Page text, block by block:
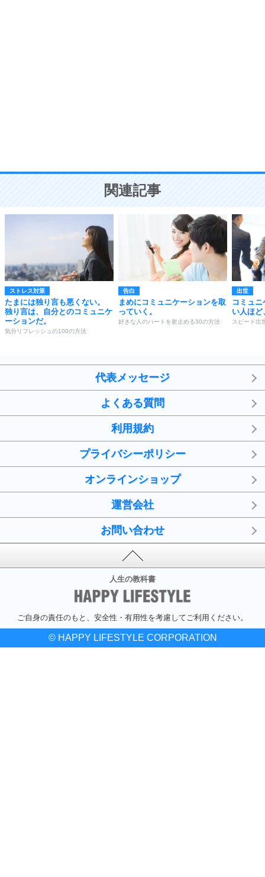
ことが大切。
関連記事
ストレス対策
たまには独り言も悪くない。
独り言は、自分とのコミュニケ
ーションだ。
気分リフレッシュの100の方法
告白
まめにコミュニケーションを取
っていく。
好きな人のハートを射止める30の方法
出世
コミュ
い人ほど
スピード出
代表メッセージ
よくある質問
利用規約
プライバシーポリシー
オンラインショップ
運営会社
お問い合わせ
人生の教科書
ご自身の責任のもと、安全性・有用性を考慮してご利用ください。
© HAPPY LIFESTYLE CORPORATION